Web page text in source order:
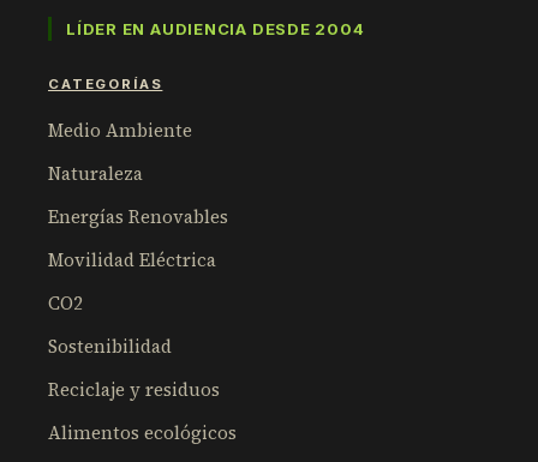
LÍDER EN AUDIENCIA DESDE 2004
CATEGORÍAS
Medio Ambiente
Naturaleza
Energías Renovables
Movilidad Eléctrica
CO2
Sostenibilidad
Reciclaje y residuos
Alimentos ecológicos